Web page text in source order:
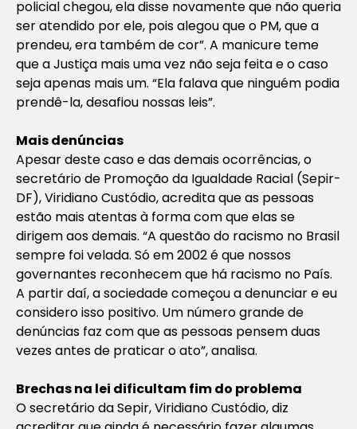
policial chegou, ela disse novamente que não queria
ser atendido por ele, pois alegou que o PM, que a
prendeu, era também de cor”. A manicure teme
que a Justiça mais uma vez não seja feita e o caso
seja apenas mais um. “Ela falava que ninguém podia
prendê-la, desafiou nossas leis”.
Mais denúncias
Apesar deste caso e das demais ocorrências, o
secretário de Promoção da Igualdade Racial (Sepir-
DF), Viridiano Custódio, acredita que as pessoas
estão mais atentas à forma com que elas se
dirigem aos demais. “A questão do racismo no Brasil
sempre foi velada. Só em 2002 é que nossos
governantes reconhecem que há racismo no País.
A partir daí, a sociedade começou a denunciar e eu
considero isso positivo. Um número grande de
denúncias faz com que as pessoas pensem duas
vezes antes de praticar o ato”, analisa.
Brechas na lei dificultam fim do problema
O secretário da Sepir, Viridiano Custódio, diz